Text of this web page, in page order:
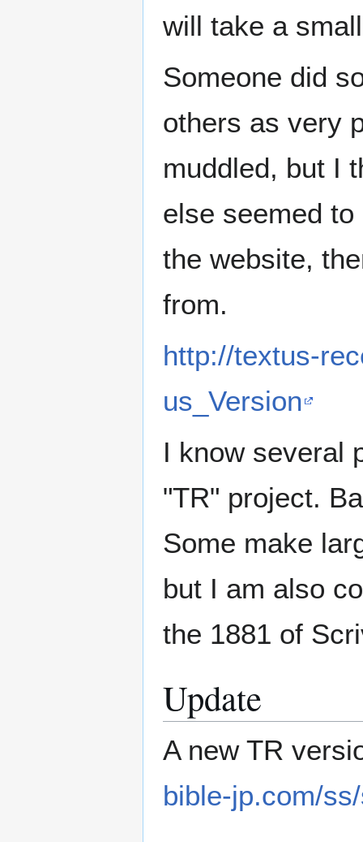
will take a
Someone did
others as very
muddled, but I
else seemed
the website,
from.
http://textus-
us_Version
I know several
"TR" project.
Some make
but I am also
the 1881 of
Update
A new TR
bible-jp.com/